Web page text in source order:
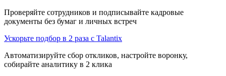
Проверяйте сотрудников и подписывайте кадровые
документы без бумаг и личных встреч
Ускорьте подбор в 2 раза с Talantix
Автоматизируйте сбор откликов, настройте воронку,
собирайте аналитику в 2 клика